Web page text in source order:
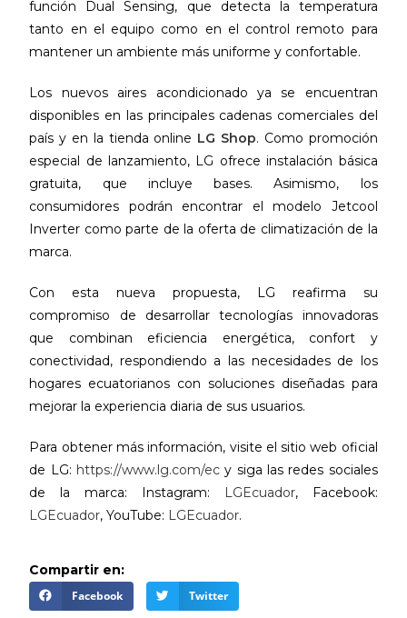
función Dual Sensing, que detecta la temperatura
tanto en el equipo como en el control remoto para
mantener un ambiente más uniforme y confortable.
Los nuevos aires acondicionado ya se encuentran
disponibles en las principales cadenas comerciales del
país y en la tienda online LG Shop. Como promoción
especial de lanzamiento, LG ofrece instalación básica
gratuita, que incluye bases. Asimismo, los
consumidores podrán encontrar el modelo Jetcool
Inverter como parte de la oferta de climatización de la
marca.
Con esta nueva propuesta, LG reafirma su
compromiso de desarrollar tecnologías innovadoras
que combinan eficiencia energética, confort y
conectividad, respondiendo a las necesidades de los
hogares ecuatorianos con soluciones diseñadas para
mejorar la experiencia diaria de sus usuarios.
Para obtener más información, visite el sitio web oficial
de LG: https://www.lg.com/ec y siga las redes sociales
de la marca: Instagram:
LGEcuador, Facebook:
LGEcuador, YouTube: LGEcuador.
Compartir en:
Facebook Twitter